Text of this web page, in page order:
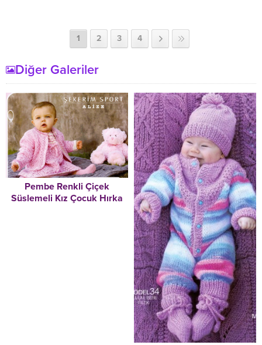
1 2 3 4
Diğer Galeriler
Pembe Renkli Çiçek
Süslemeli Kız Çocuk Hırka